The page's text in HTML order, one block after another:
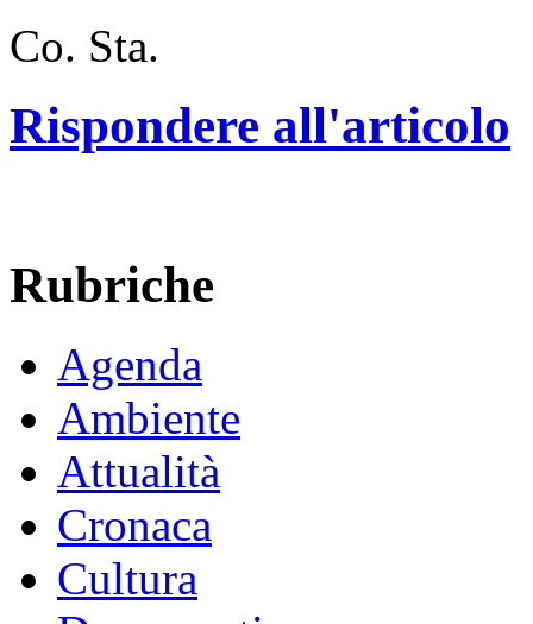
Co. Sta.
Rispondere all'articolo
Rubriche
Agenda
Ambiente
Attualità
Cronaca
Cultura